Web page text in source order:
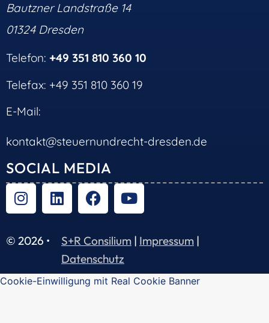
Bautzner Landstraße 14
01324 Dresden
Telefon: +49 351 810 360 10
Telefax: +49 351 810 360 19
E-Mail:
kontakt@steuernundrecht-dresden.de
SOCIAL MEDIA
© 2026 • S+R Consilium | Impressum |
Datenschutz
Cookie-Einwilligung mit Real Cookie Banner